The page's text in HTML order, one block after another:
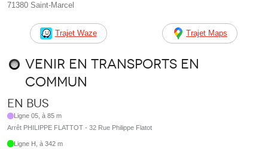
71380 Saint-Marcel
Trajet Waze Trajet Maps
Venir en transports en
commun
En bus
Ligne 05, à 85 m
Arrêt PHILIPPE FLATTOT - 32 Rue Philippe Flatot
Ligne H, à 342 m